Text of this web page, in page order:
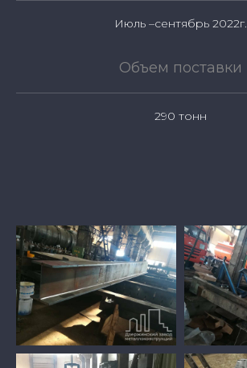
Июль –сентябрь 2022г.
Объем поставки
290 тонн